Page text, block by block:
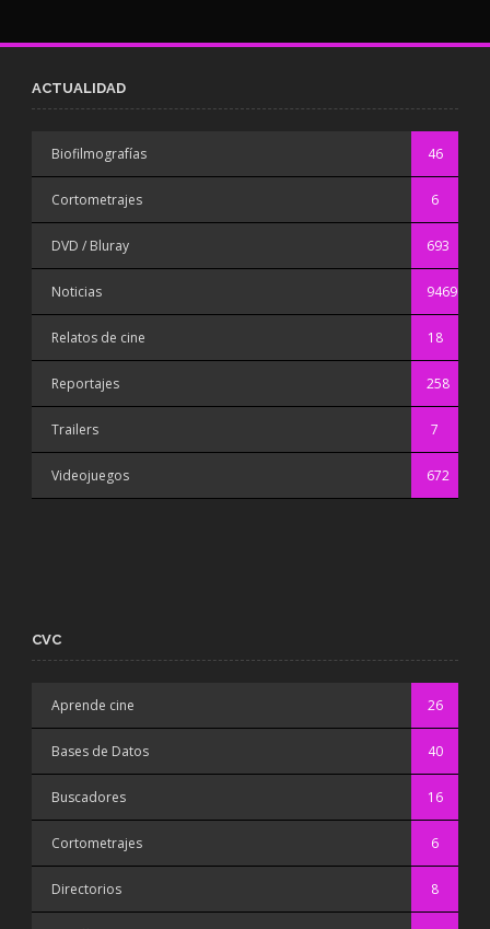
ACTUALIDAD
Biofilmografías 46
Cortometrajes 6
DVD / Bluray 693
Noticias 9469
Relatos de cine 18
Reportajes 258
Trailers 7
Videojuegos 672
CVC
Aprende cine 26
Bases de Datos 40
Buscadores 16
Cortometrajes 6
Directorios 8